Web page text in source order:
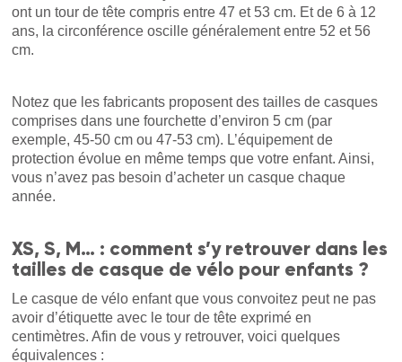
ont un tour de tête compris entre 47 et 53 cm. Et de 6 à 12
ans, la circonférence oscille généralement entre 52 et 56
cm.
Notez que les fabricants proposent des tailles de casques
comprises dans une fourchette d’environ 5 cm (par
exemple, 45-50 cm ou 47-53 cm). L’équipement de
protection évolue en même temps que votre enfant. Ainsi,
vous n’avez pas besoin d’acheter un casque chaque
année.
XS, S, M… : comment s’y retrouver dans les
tailles de casque de vélo pour enfants ?
Le casque de vélo enfant que vous convoitez peut ne pas
avoir d’étiquette avec le tour de tête exprimé en
centimètres. Afin de vous y retrouver, voici quelques
équivalences :